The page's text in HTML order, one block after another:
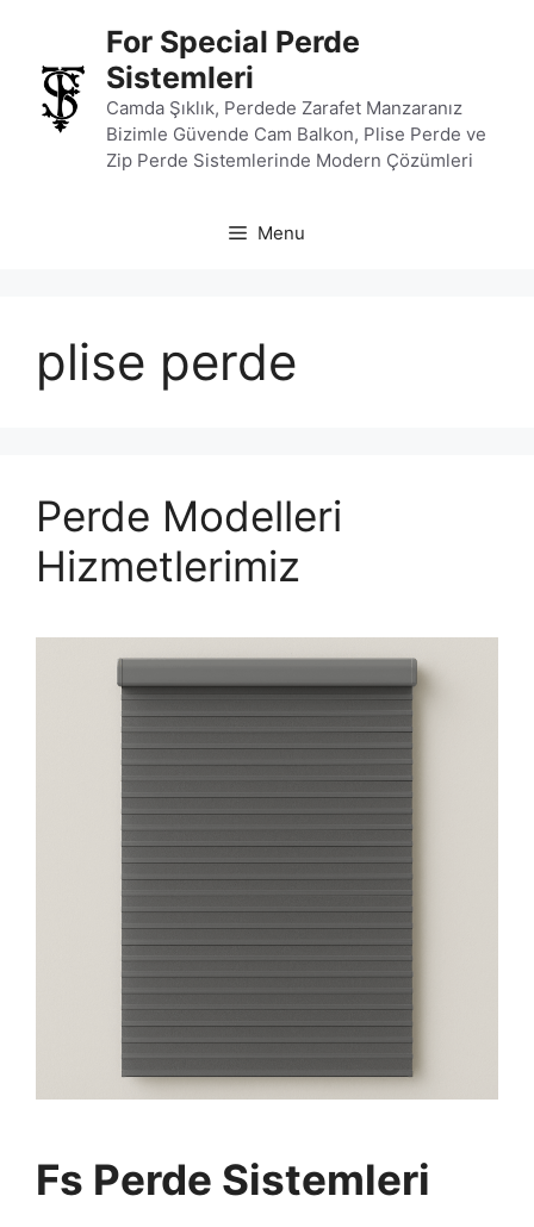
For Special Perde
Sistemleri
Camda Şıklık, Perdede Zarafet Manzaranız
Bizimle Güvende Cam Balkon, Plise Perde ve
Zip Perde Sistemlerinde Modern Çözümleri
Menu
plise perde
Perde Modelleri
Hizmetlerimiz
Fs Perde Sistemleri